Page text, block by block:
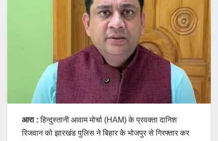
आरा : हिन्दुस्तानी आवाम मोर्चा (HAM) के प्रवक्ता दानिश
रिजवान को झारखंड पुलिस ने बिहार के भोजपुर से गिरफ्तार कर